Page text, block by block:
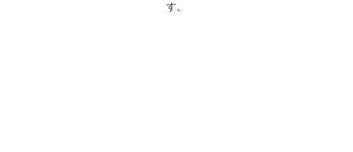
す。